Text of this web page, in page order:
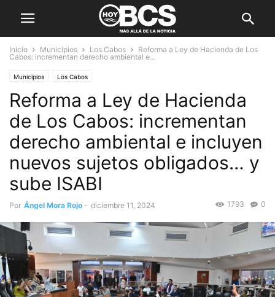
Inicio Municipios Los Cabos
Reforma a Ley de Hacienda de Los
Cabos: incrementan derecho ambiental e...
Municipios Los Cabos
Reforma a Ley de Hacienda
de Los Cabos: incrementan
derecho ambiental e incluyen
nuevos sujetos obligados… y
sube ISABI
Por Ángel Mora Rojo - diciembre 11, 2024 0
1793